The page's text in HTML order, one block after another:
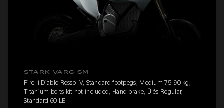
STARK VARG SM
Pirelli Diablo Rosso IV, Standard footpegs, Medium 75-90 kg,
Titanium bolts kit not included, Hand brake, Ülés Regular,
Standard 60 LE